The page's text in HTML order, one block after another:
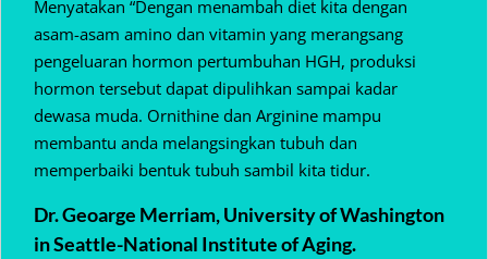
Menyatakan “Dengan menambah diet kita dengan
asam-asam amino dan vitamin yang merangsang
pengeluaran hormon pertumbuhan HGH, produksi
hormon tersebut dapat dipulihkan sampai kadar
dewasa muda. Ornithine dan Arginine mampu
membantu anda melangsingkan tubuh dan
memperbaiki bentuk tubuh sambil kita tidur.
Dr. Geoarge Merriam, University of Washington
in Seattle-National Institute of Aging.